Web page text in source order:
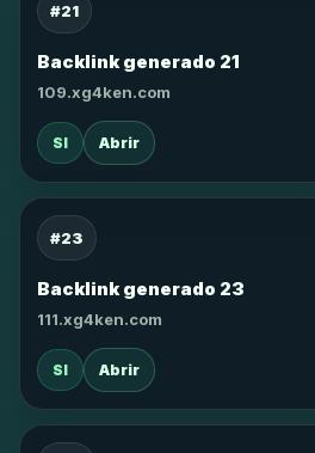
#21
Backlink generado 21
109.xg4ken.com
SI Abrir
#23
Backlink generado 23
111.xg4ken.com
SI Abrir